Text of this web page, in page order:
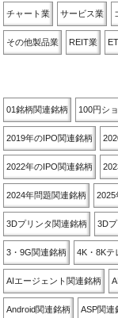
チャート業 サービス業
その他製品業 REIT業
01銘柄関連銘柄 100円シ
2019年のIPO関連銘柄
2022年のIPO関連銘柄
2024年問題関連銘柄 2025
3Dプリンタ関連銘柄 3D
3・9G関連銘柄 4K・8Kテ
AIエージェント関連銘柄
Android関連銘柄 ASP関連